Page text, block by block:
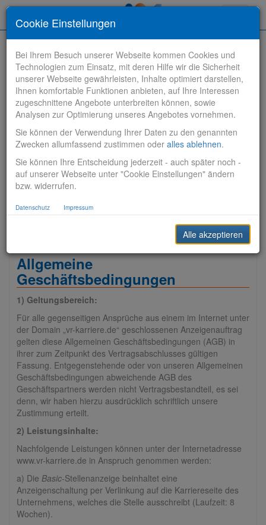
Stelle finden
Vertriebsbank
Produktionsbank
Sonstiges
Allgemeine
Geschäftsbedingungen
1) Geltungsbereich:
Für alle gegenseitigen Ansprüche aus einem im Internet unter
der Domain „vr-karriere.de“ geschlossenen Anzeigenauftrag
gelten diese Allgemeinen Geschäftsbedingungen (AGB) in
ihrer zum Zeitpunkt des Vertragsabschlusses gültigen
Fassung. Entgegenstehende oder von unseren Allgemeinen
Geschäftsbedingungen abweichende AGB des
Geschäftspartners werden nicht Vertragsbestandteil, es sei
denn, wir haben hierzu ausdrücklich schriftlich unsere
Zustimmung erteilt.
2) Leistungsinhalte:
Nachfolgende Leistungen können unter der Internetadresse
www.vr-karriere.de in Anspruch genommen werden:
a) Die Basic-Stellenanzeige beinhaltet eine
Anzeigenschaltung per Verlinkung auf die Karriereseite des
Unternehmens, welches die Stelle ausschreibt (Laufzeit: 8
Wochen).
Cookie Einstellungen
Bei Ihrem Besuch unserer Webseite kommen Cookies und
Technologien zum Einsatz, mit deren Hilfe wir die Sicherheit
unserer Webseite gewährleisten, Inhalte optimiert darstellen,
Ihnen komfortable Funktionen anbieten, auf Ihre Interessen
zugeschnittene Angebote unterbreiten können, sowie
Analysen zur Optimierung unseres Angebotes vornehmen.
Sie können der Verwendung Ihrer Daten zu den genannten
Zwecken allumfassend zustimmen oder alles ablehnen.
Sie können Ihre Entscheidung jederzeit - auch später noch -
auf unserer Webseite unter "Cookie Einstellungen" ändern
bzw. widerrufen.
Datenschutz Impressum
Alle akzeptieren